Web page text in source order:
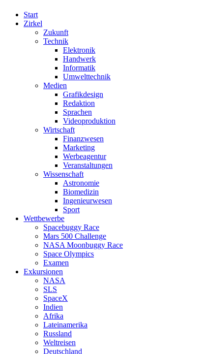
Start
Zirkel
Zukunft
Technik
Elektronik
Handwerk
Informatik
Umwelttechnik
Medien
Grafikdesign
Redaktion
Sprachen
Videoproduktion
Wirtschaft
Finanzwesen
Marketing
Werbeagentur
Veranstaltungen
Wissenschaft
Astronomie
Biomedizin
Ingenieurwesen
Sport
Wettbewerbe
Spacebuggy Race
Mars 500 Challenge
NASA Moonbuggy Race
Space Olympics
Examen
Exkursionen
NASA
SLS
SpaceX
Indien
Afrika
Lateinamerika
Russland
Weltreisen
Deutschland